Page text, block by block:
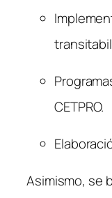
CETPRO.
Asimismo, se